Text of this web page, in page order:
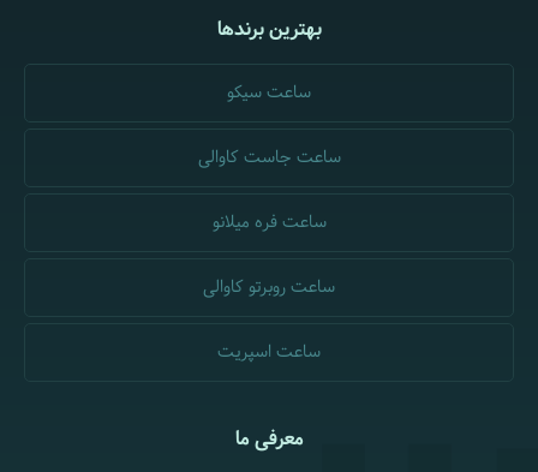
بهترین برندها
ساعت سیکو
ساعت جاست کاوالی
ساعت فره میلانو
ساعت روبرتو کاوالی
ساعت اسپریت
معرفی ما